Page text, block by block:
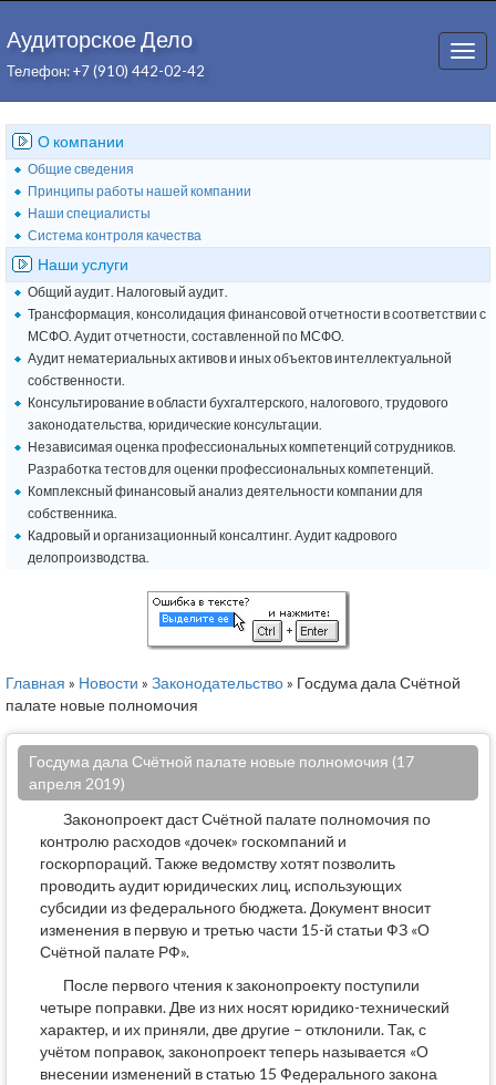
Аудиторское Дело
Телефон: +7 (910) 442-02-42
О компании
Общие сведения
Принципы работы нашей компании
Наши специалисты
Система контроля качества
Наши услуги
Общий аудит. Налоговый аудит.
Трансформация, консолидация финансовой отчетности в соответствии с
МСФО. Аудит отчетности, составленной по МСФО.
Аудит нематериальных активов и иных объектов интеллектуальной
собственности.
Консультирование в области бухгалтерского, налогового, трудового
законодательства, юридические консультации.
Независимая оценка профессиональных компетенций сотрудников.
Разработка тестов для оценки профессиональных компетенций.
Комплексный финансовый анализ деятельности компании для
собственника.
Кадровый и организационный консалтинг. Аудит кадрового
делопроизводства.
Главная » Новости » Законодательство» Госдума дала Счётной
палате новые полномочия
Госдума дала Счётной палате новые полномочия (17
апреля 2019)
Законопроект даст Счётной палате полномочия по
контролю расходов «дочек» госкомпаний и
госкорпораций. Также ведомству хотят позволить
проводить аудит юридических лиц, использующих
субсидии из федерального бюджета. Документ вносит
изменения в первую и третью части 15-й статьи ФЗ «О
Счётной палате РФ».
После первого чтения к законопроекту поступили
четыре поправки. Две из них носят юридико-технический
характер, и их приняли, две другие – отклонили. Так, с
учётом поправок, законопроект теперь называется «О
внесении изменений в статью 15 Федерального закона